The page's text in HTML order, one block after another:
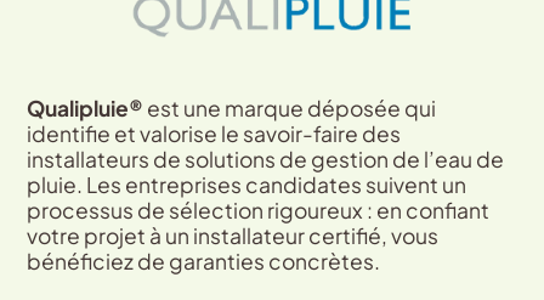
Qualipluie® est une marque déposée qui
identifie et valorise le savoir-faire des
installateurs de solutions de gestion de l’eau de
pluie. Les entreprises candidates suivent un
processus de sélection rigoureux : en confiant
votre projet à un installateur certifié, vous
bénéficiez de garanties concrètes.